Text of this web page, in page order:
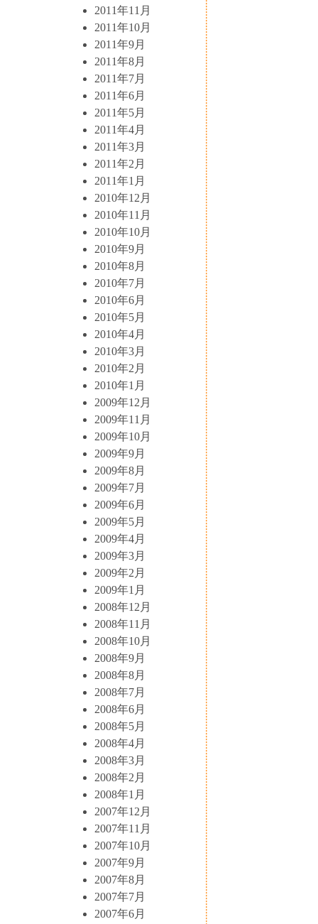
2011年11月
2011年10月
2011年9月
2011年8月
2011年7月
2011年6月
2011年5月
2011年4月
2011年3月
2011年2月
2011年1月
2010年12月
2010年11月
2010年10月
2010年9月
2010年8月
2010年7月
2010年6月
2010年5月
2010年4月
2010年3月
2010年2月
2010年1月
2009年12月
2009年11月
2009年10月
2009年9月
2009年8月
2009年7月
2009年6月
2009年5月
2009年4月
2009年3月
2009年2月
2009年1月
2008年12月
2008年11月
2008年10月
2008年9月
2008年8月
2008年7月
2008年6月
2008年5月
2008年4月
2008年3月
2008年2月
2008年1月
2007年12月
2007年11月
2007年10月
2007年9月
2007年8月
2007年7月
2007年6月